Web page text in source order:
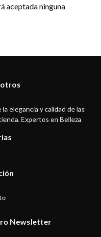
aceptada ninguna
elegancia y calidad de las
Expertos en Belleza
Newsletter